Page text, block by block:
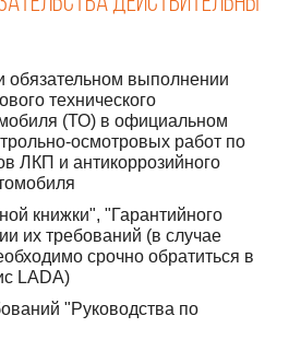
выполнении
технического
(ТО) в официальном
осмотровых работ по
ЛКП и антикоррозийного
книжки", "Гарантийного
их требований (в случае
срочно обратиться в
LADA)
"Руководства по